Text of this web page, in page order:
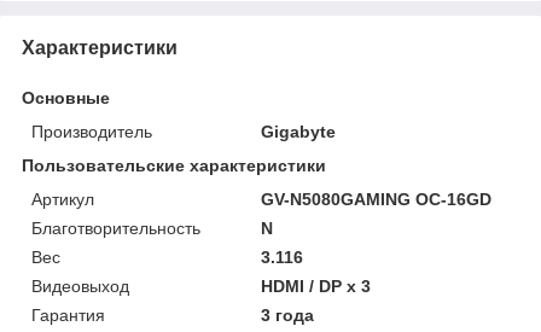
Характеристики
Основные
Производитель
Gigabyte
Пользовательские характеристики
Артикул
GV-N5080GAMING OC-16GD
Благотворительность
N
Вес
3.116
Видеовыход
HDMI / DP x 3
Гарантия
3 года